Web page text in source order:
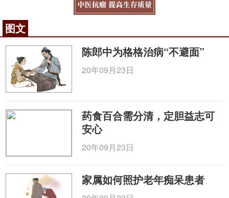
图文
陈郎中为格格治病“不避面”
20年09月23日
药食百合需分清，定胆益志可
安心
20年09月23日
家属如何照护老年痴呆患者